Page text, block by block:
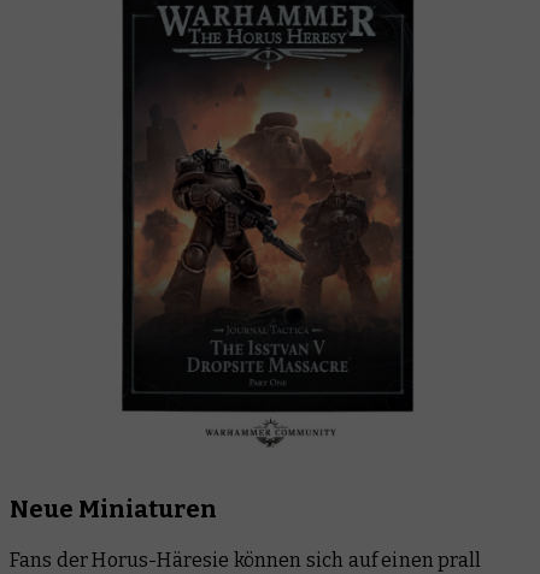
Neue Miniaturen
Fans der Horus-Häresie können sich auf einen prall